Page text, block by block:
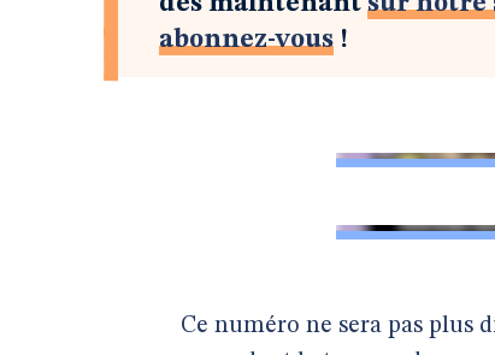
abonnez-vous !
Ce numéro ne sera pas plus